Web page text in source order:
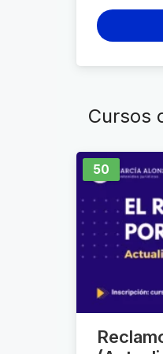
Cursos
50